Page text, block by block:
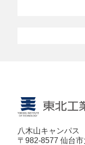
八木山キャンパス
〒982-8577 仙台